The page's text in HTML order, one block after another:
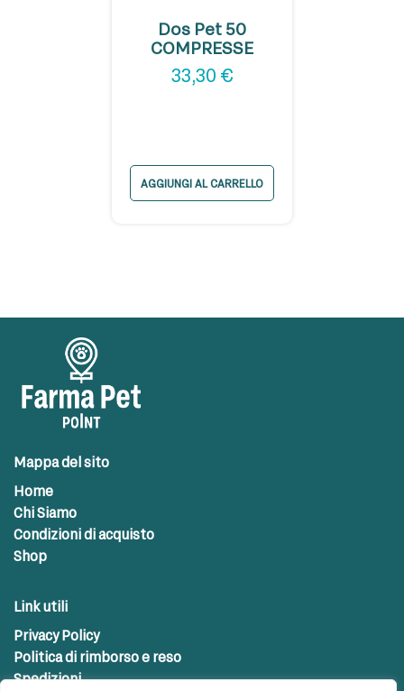
Dos Pet 50
COMPRESSE
33,30 €
AGGIUNGI AL CARRELLO
Mappa del sito
Home
Chi Siamo
Condizioni di acquisto
Shop
Link utili
Privacy Policy
Politica di rimborso e reso
Spedizioni